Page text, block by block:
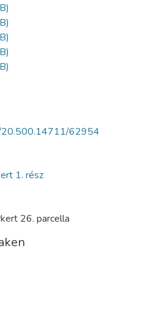
20.500.14711/62954
1. rész
26. parcella